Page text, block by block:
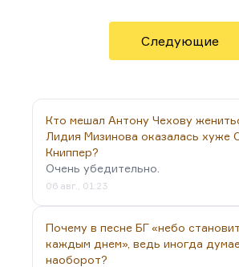
в моей табели о рангах месте на
Александра Грина. Но он очень
человек, безусловно, и очень
Следующие
Кто мешал Антону Чехову
Лидия Мизинова оказалась хуже
Книппер?
Очень убедительно.
06 авг., 01:23
Почему в песне БГ «небо
каждым днем», ведь иногда
наоборот?